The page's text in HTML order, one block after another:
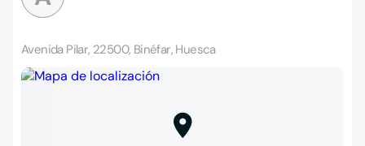
Avenida Pilar, 22500, Binéfar, Huesca